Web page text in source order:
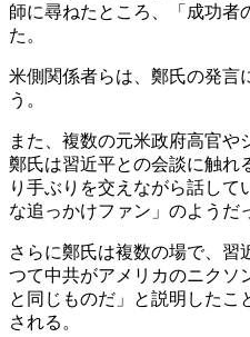
師に尋ねたところ、「成功者
た。
米側関係者らは、鄭氏の発言
う。
また、複数の元米政府高官や
鄭氏は習近平との会談に触れ
り手ぶりを交えながら話し
な追っかけファン」のようだ
さらに鄭氏は複数の場で、習
つて中共がアメリカのニクソ
と同じものだ」と説明したこ
される。